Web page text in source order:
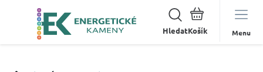
Hledat Menu